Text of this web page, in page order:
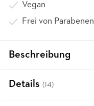
Vegan
Frei von Parabenen
Beschreibung
Details (14)